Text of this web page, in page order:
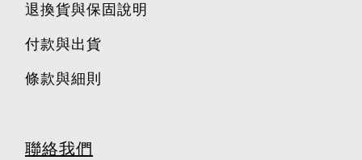
退換貨與保固說明
付款與出貨
條款與細則
聯絡我們